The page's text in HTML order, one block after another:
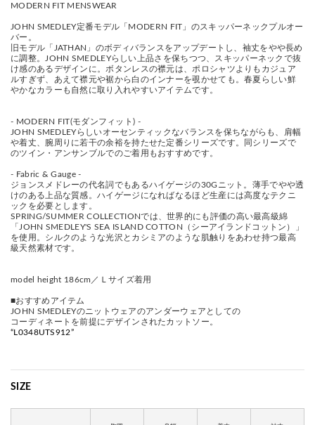
MODERN FIT MENSWEAR
JOHN SMEDLEY定番モデル「MODERN FIT」のスキッパーネックプルオー
バー。
旧モデル「JATHAN」のボディバランスをアップデートし、袖丈をやや長め
に調整。JOHN SMEDLEYらしい上品さを保ちつつ、スキッパーネックで抜
け感のあるデザインに。ボタンレスの襟元は、ポロシャツよりもカジュア
ルすぎず、あえて襟元や裾から白のインナーを覗かせても。春夏らしい鮮
やかなカラーも自然に取り入れやすいアイテムです。
- MODERN FIT(モダンフィット) -
JOHN SMEDLEYらしいオーセンティックなバランスを保ちながらも、肩幅
や着丈、腕周りに若干の余裕を持たせた定番シリーズです。同シリーズで
のツイン・アンサンブルでのご着用もおすすめです。
- Fabric & Gauge -
ジョンスメドレーの代名詞でもあるハイゲージの30Gニット。薄手でやや透
けのある上品な質感。ハイゲージになればなるほど生産には高度なテクニ
ックを必要とします。
SPRING/SUMMER COLLECTIONでは、世界的にも評価の高い最高級綿
「JOHN SMEDLEY'S SEA ISLAND COTTON（シーアイランドコットン）」
を使用。シルクのような光沢とカシミアのような肌触りをあわせ持つ最高
級天然素材です。
model height 186cm／Ｌサイズ着用
■おすすめアイテム
JOHN SMEDLEYのニットウェアのアンダーウェアとしての
コーディネートを前提にデザインされたカットソー。
“L0348UTS912”
SIZE